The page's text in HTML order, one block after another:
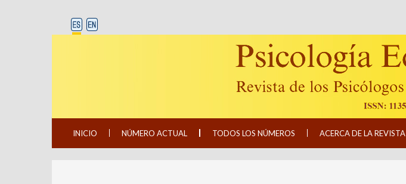
INICIO NÚMERO ACTUAL TODOS LOS NÚMEROS ACERCA DE LA REVISTA